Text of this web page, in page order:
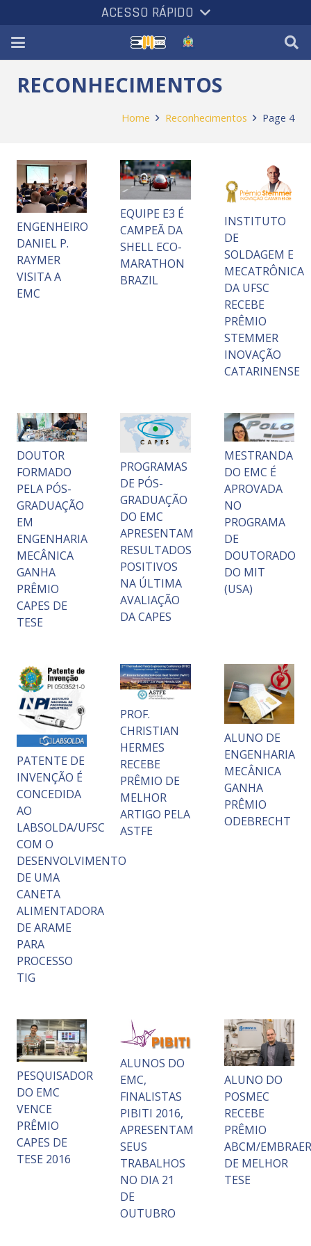
ACESSO RÁPIDO
RECONHECIMENTOS
Home Reconhecimentos Page 4
ENGENHEIRO
DANIEL P.
RAYMER
VISITA A
EMC
EQUIPE E3 É
CAMPEÃ DA
SHELL ECO-
MARATHON
BRAZIL
INSTITUTO
DE
SOLDAGEM E
MECATRÔNICA
DA UFSC
RECEBE
PRÊMIO
STEMMER
INOVAÇÃO
CATARINENSE
DOUTOR
FORMADO
PELA PÓS-
GRADUAÇÃO
EM
ENGENHARIA
MECÂNICA
GANHA
PRÊMIO
CAPES DE
TESE
PROGRAMAS
DE PÓS-
GRADUAÇÃO
DO EMC
APRESENTAM
RESULTADOS
POSITIVOS
NA ÚLTIMA
AVALIAÇÃO
DA CAPES
MESTRANDA
DO EMC É
APROVADA
NO
PROGRAMA
DE
DOUTORADO
DO MIT
(USA)
PATENTE DE
INVENÇÃO É
CONCEDIDA
AO
LABSOLDA/UFSC
COM O
DESENVOLVIMENTO
DE UMA
CANETA
ALIMENTADORA
DE ARAME
PARA
PROCESSO
TIG
PROF.
CHRISTIAN
HERMES
RECEBE
PRÊMIO DE
MELHOR
ARTIGO PELA
ASTFE
ALUNO DE
ENGENHARIA
MECÂNICA
GANHA
PRÊMIO
ODEBRECHT
PESQUISADOR
DO EMC
VENCE
PRÊMIO
CAPES DE
TESE 2016
ALUNOS DO
EMC,
FINALISTAS
PIBITI 2016,
APRESENTAM
SEUS
TRABALHOS
NO DIA 21
DE
OUTUBRO
ALUNO DO
POSMEC
RECEBE
PRÊMIO
ABCM/EMBRAER
DE MELHOR
TESE